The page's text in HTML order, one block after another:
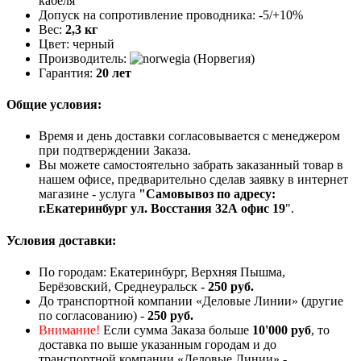
Допуск на сопротивление проводника: -5/+10%
Вес: 2,3 кг
Цвет: черный
Производитель:
(Норвегия)
Гарантия: 20 лет
Общие условия:
Время и день доставки согласовывается с менеджером
при подтверждении Заказа.
Вы можете самостоятельно забрать заказанный товар в
нашем офисе, предварительно сделав заявку в интернет
магазине - услуга "Самовывоз по адресу:
г.Екатеринбург ул. Восстания 32А офис 19".
Условия доставки:
По городам: Екатеринбург, Верхняя Пышма,
Берёзовский, Среднеуральск - 250 руб.
До транспортной компании «Деловые Линии» (другие
по согласованию) - 250 руб.
Внимание! Если сумма Заказа больше 10'000 руб, то
доставка по выше указанным городам и до